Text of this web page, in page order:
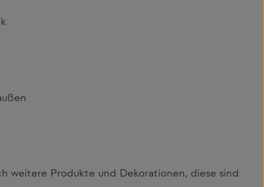
weitere Produkte und Dekorationen, diese sind